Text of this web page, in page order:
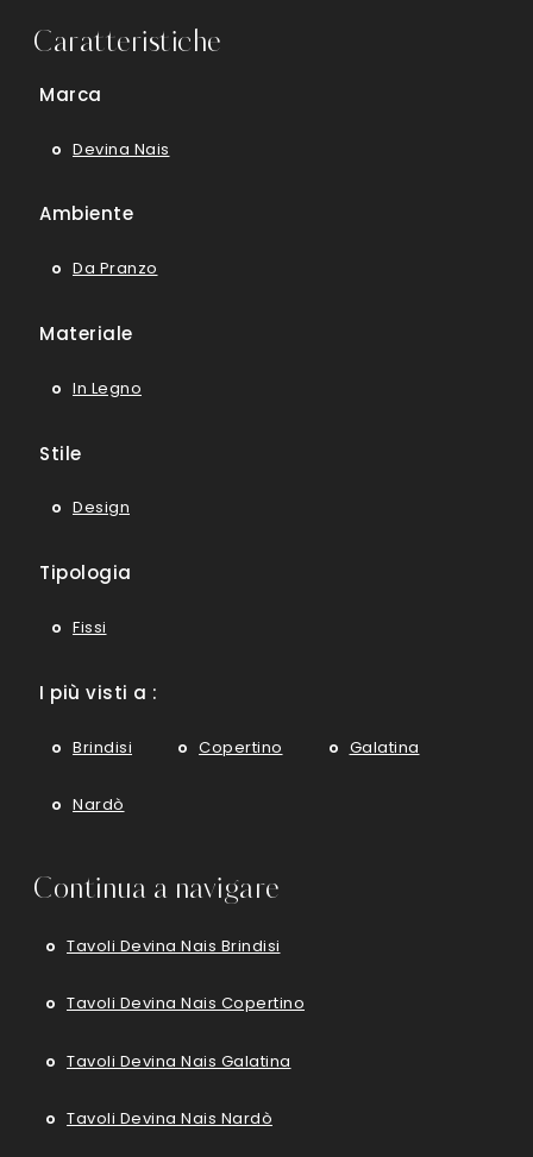
Caratteristiche
Marca
Devina Nais
Ambiente
Da Pranzo
Materiale
In Legno
Stile
Design
Tipologia
Fissi
I più visti a :
Brindisi Copertino Galatina
Nardò
Continua a navigare
Tavoli Devina Nais Brindisi
Tavoli Devina Nais Copertino
Tavoli Devina Nais Galatina
Tavoli Devina Nais Nardò